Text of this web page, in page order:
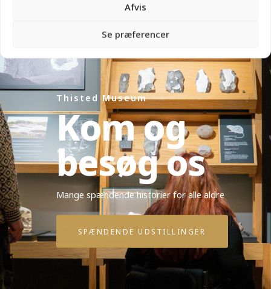
Afvis
Se præferencer
Thisted Museum
Kom og
besøg os
Mange spændende historier for alle aldre
SPÆNDENDE UDSTILLINGER